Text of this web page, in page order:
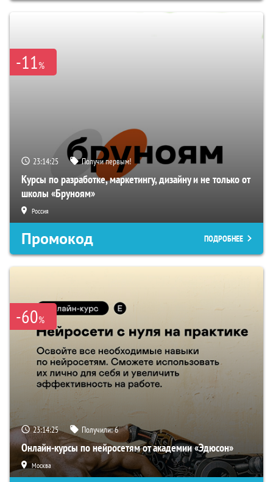
-11%
23:14:25 Получи первым!
Курсы по разработке, маркетингу, дизайну и не только от
школы «Бруноям»
Россия
Промокод ПОДРОБНЕЕ
-60%
23:14:25 Получили:6
Онлайн-курсы по нейросетям от академии «Эдюсон»
Москва